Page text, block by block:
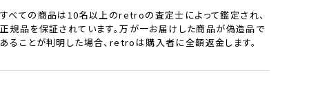
すべての商品は10名以上のretroの査定士によって鑑定され、
正規品を保証されています。万が一お届けした商品が偽造品で
あることが判明した場合、retroは購入者に全額返金します。